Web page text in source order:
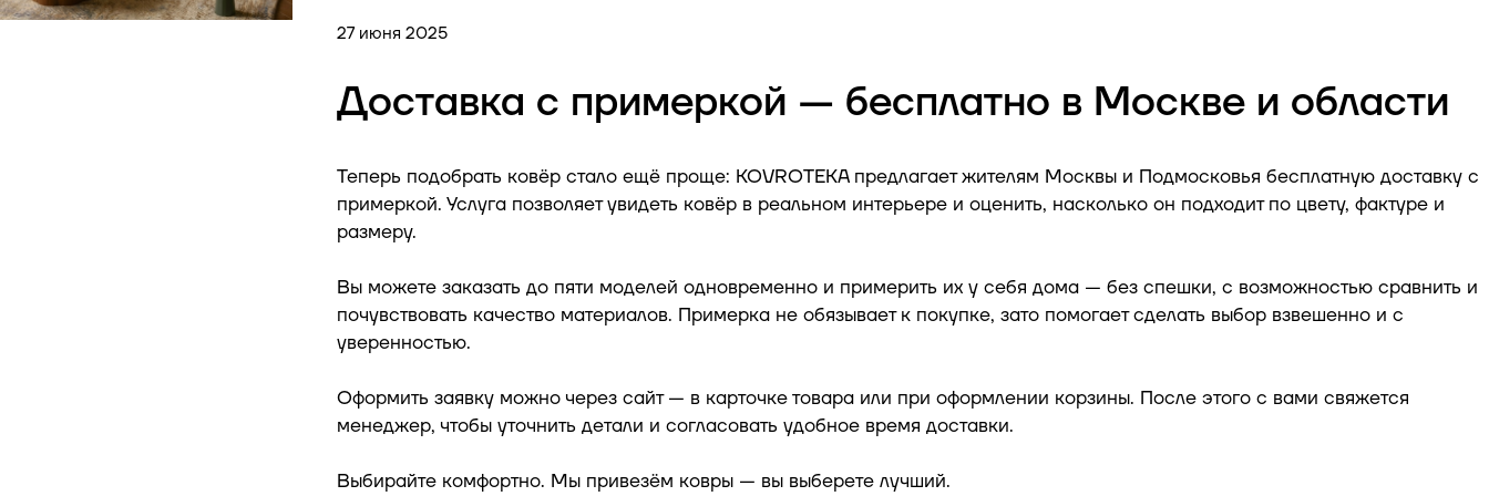
27 июня 2025
Доставка с примеркой — бесплатно в Москве и области
Теперь подобрать ковёр стало ещё проще: KOVROTEKA предлагает жителям Москвы и Подмосковья бесплатную доставку с
примеркой. Услуга позволяет увидеть ковёр в реальном интерьере и оценить, насколько он подходит по цвету, фактуре и
размеру.
Вы можете заказать до пяти моделей одновременно и примерить их у себя дома — без спешки, с возможностью сравнить и
почувствовать качество материалов. Примерка не обязывает к покупке, зато помогает сделать выбор взвешенно и с
уверенностью.
Оформить заявку можно через сайт — в карточке товара или при оформлении корзины. После этого с вами свяжется
менеджер, чтобы уточнить детали и согласовать удобное время доставки.
Выбирайте комфортно. Мы привезём ковры — вы выберете лучший.